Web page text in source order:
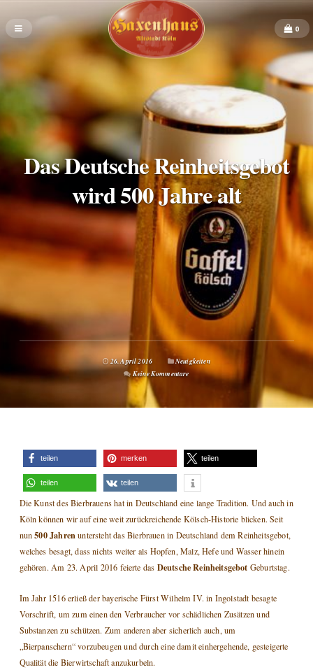
0
Das Deutsche Reinheitsgebot
wird 500 Jahre alt
26. April 2016
Neuigkeiten
Keine Kommentare
teilen merken teilen
teilen teilen
Die Kunst des Bierbrauens hat in Deutschland eine lange Tradition. Und auch in
Köln können wir auf eine weit zurückreichende Kölsch-Historie blicken. Seit
nun500 Jahrenuntersteht das Bierbrauen in Deutschland dem Reinheitsgebot,
welches besagt, dass nichts weiter als Hopfen, Malz, Hefe und Wasser hinein
gehören. Am 23. April 2016 feierte das Deutsche Reinheitsgebot Geburtstag.
Im Jahr 1516 erließ der bayerische Fürst Wilhelm IV. in Ingolstadt besagte
Vorschrift, um zum einen den Verbraucher vor schädlichen Zusätzen und
Substanzen zu schützen. Zum anderen aber sicherlich auch, um
„Bierpanschern“ vorzubeugen und durch eine damit einhergehende, gesteigerte
Qualität die Bierwirtschaft anzukurbeln.